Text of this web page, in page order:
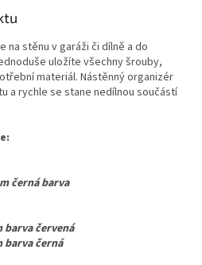
na stěnu v garáži či dílně a do
uložíte všechny šrouby,
materiál. Nástěnný organizér
a rychle se stane nedílnou součástí
černá barva
barva červená
barva černá